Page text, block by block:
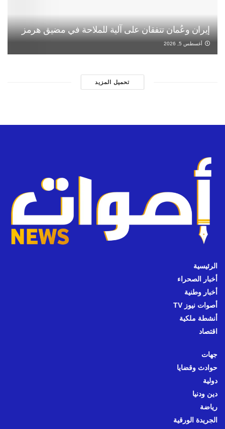
إيران وعُمان تتفقان على آلية للملاحة في مضيق هرمز
أغسطس 5, 2026
تحميل المزيد
الرئيسية
أخبار الصحراء
أخبار وطنية
أصوات نيوز TV
أنشطة ملكية
اقتصاد
جهات
حوادث وقضايا
دولية
دين ودنيا
رياضة
الجريدة الورقية